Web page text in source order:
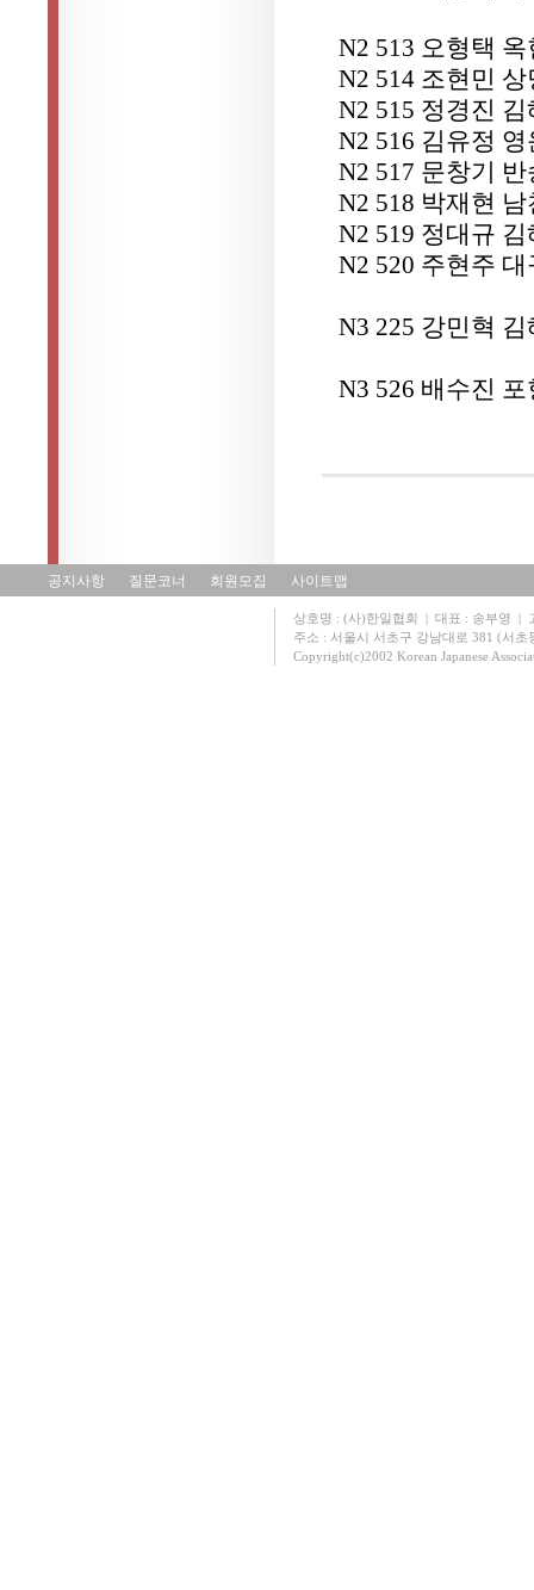
N2 513 오형택
N2 514 조현민
N2 515 정경진
N2 516 김유정
N2 517 문창기
N2 518 박재현
N2 519 정대규
N2 520 주현주
N3 225 강민혁
N3 526 배수진
공지사항 질문코너 회원모집 사이트맵
상호명 : (사)한일협회 | 대표 : 송부영 |
주소 : 서울시 서초구 강남대로 381 (서
Copyright(c)2002 Korean Japanese